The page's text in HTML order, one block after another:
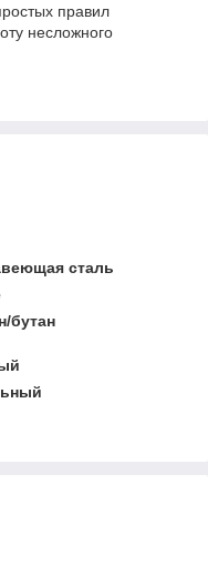
правил
несложного
сталь
бутан